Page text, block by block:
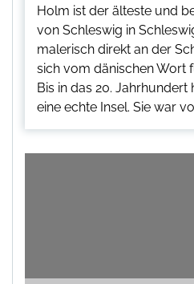
Holm ist der älteste und
von Schleswig in
malerisch direkt an der
sich vom dänischen Wort
Bis in das 20. Jahrhundert
eine echte Insel. Sie war